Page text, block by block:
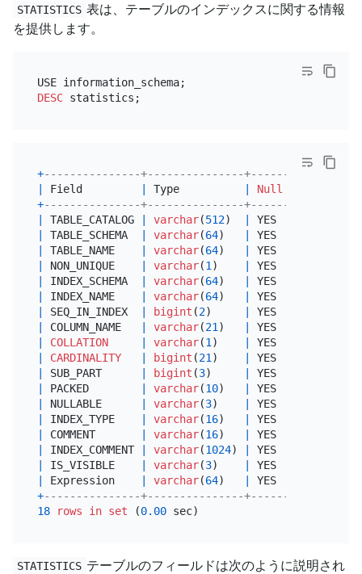
STATISTICS 表は、テーブルのインデックスに関する情報
を提供します。
DESC
+---------------+---------------+------+------
Field Type Null
+---------------+---------------+------+------
TABLE_CATALOG varchar(512) YES
TABLE_SCHEMA varchar(64) YES
TABLE_NAME varchar(64) YES
NON_UNIQUE varchar(1) YES
INDEX_SCHEMA varchar(64) YES
INDEX_NAME varchar(64) YES
SEQ_IN_INDEX bigint (2) YES
COLUMN_NAME varchar(21) YES
COLLATION varchar(1) YES
CARDINALITY bigint (21) YES
SUB_PART bigint (3) YES
PACKED varchar(10) YES
NULLABLE varchar(3) YES
INDEX_TYPE varchar(16) YES
COMMENT varchar(16) YES
INDEX_COMMENT varchar(1024) YES
IS_VISIBLE varchar(3) YES
Expression varchar(64) YES
+---------------+---------------+------+------
18
rows in set (0.00
STATISTICS テーブルのフィールドは次のように説明され